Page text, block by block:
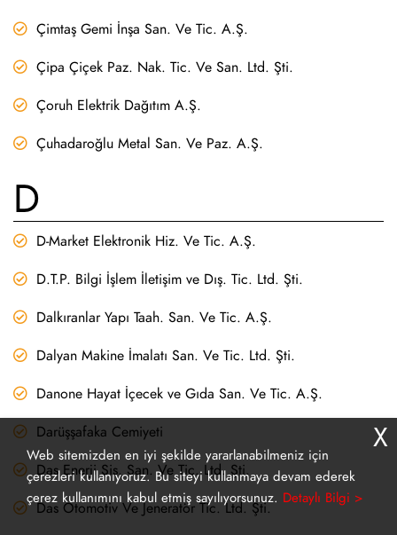
Çimtaş Gemi İnşa San. Ve Tic. A.Ş.
Çipa Çiçek Paz. Nak. Tic. Ve San. Ltd. Şti.
Çoruh Elektrik Dağıtım A.Ş.
Çuhadaroğlu Metal San. Ve Paz. A.Ş.
D
D-Market Elektronik Hiz. Ve Tic. A.Ş.
D.T.P. Bilgi İşlem İletişim ve Dış. Tic. Ltd. Şti.
Dalkıranlar Yapı Taah. San. Ve Tic. A.Ş.
Dalyan Makine İmalatı San. Ve Tic. Ltd. Şti.
Danone Hayat İçecek ve Gıda San. Ve Tic. A.Ş.
Darüşşafaka Cemiyeti
Das Enerji Sis. San. Ve Tic. Ltd. Şti.
Das Otomotiv Ve Jeneratör Tic. Ltd. Şti.
Web sitemizden en iyi şekilde yararlanabilmeniz için
çerezleri kullanıyoruz. Bu siteyi kullanmaya devam ederek
çerez kullanımını kabul etmiş sayılıyorsunuz. Detaylı Bilgi >
X